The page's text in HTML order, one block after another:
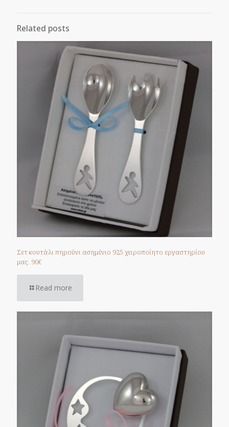
Related posts
Σετ κουτάλι πηρούνι ασημένιο 925 χειροποίητο εργαστηρίου
μας. 90€
Read more